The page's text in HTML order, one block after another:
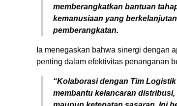
memberangkatkan bantuan
kemanusiaan yang
pemberangkatan.
Ia menegaskan bahwa sinergi dengan
penting dalam efektivitas penanganan
“Kolaborasi dengan Tim
membantu kelancaran